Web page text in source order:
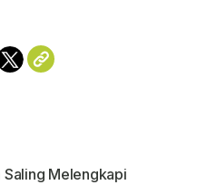
Saling Melengkapi